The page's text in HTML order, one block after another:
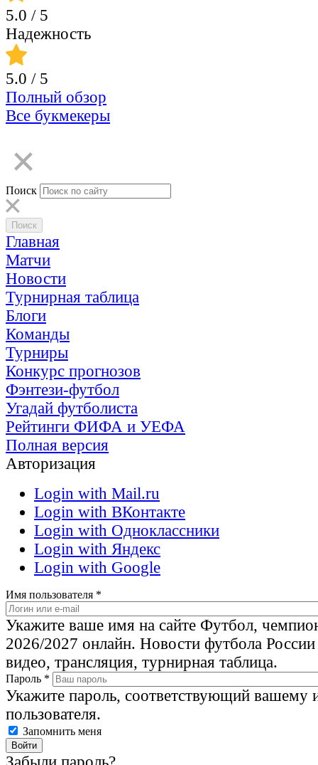
5.0 / 5
Надежность
5.0 / 5
Полный обзор
Все букмекеры
Поиск
Главная
Матчи
Новости
Турнирная таблица
Блоги
Команды
Турниры
Конкурс прогнозов
Фэнтези-футбол
Угадай футболиста
Рейтинги ФИФА и УЕФА
Полная версия
Авторизация
Login with Mail.ru
Login with ВКонтакте
Login with Одноклассники
Login with Яндекс
Login with Google
Имя пользователя *
Укажите ваше имя на сайте Футбол,
2026/2027 онлайн. Новости футбола
видео, трансляция, турнирная таблица.
Пароль *
Укажите пароль, соответствующий вашему
пользователя.
Запомнить меня